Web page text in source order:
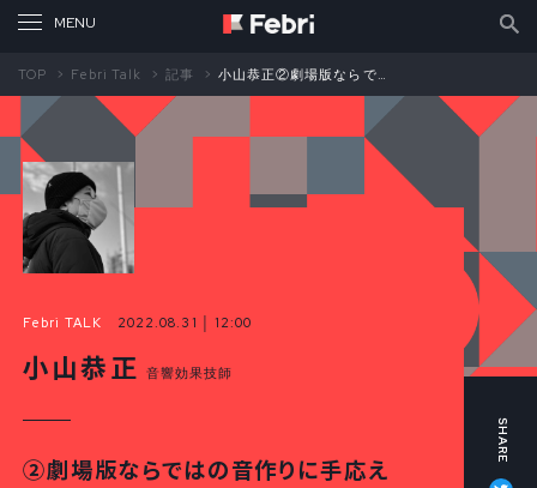
TOP Febri Talk 記事 小山恭正②劇場版ならではの音作りに手応え『劇場版 PSYCHO-PASS サイコパス』
Febri TALK 2022.08.31 │ 12:00
小山恭正 音響効果技師
②劇場版ならではの音作りに手応え